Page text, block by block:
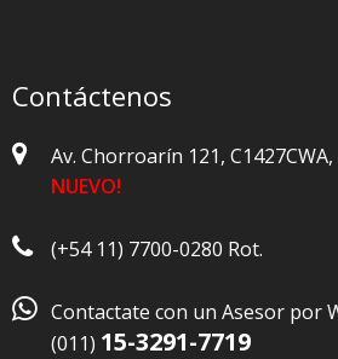
Contáctenos
Av. Chorroarín 121,
NUEVO!
(+54 11) 7700-0280 Rot.
 Contactate con un Asesor por
(011) 15-3291-7719